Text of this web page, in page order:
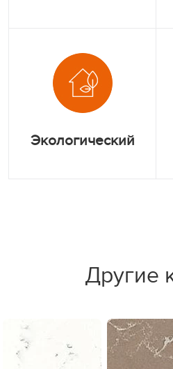
Экологический
Другие